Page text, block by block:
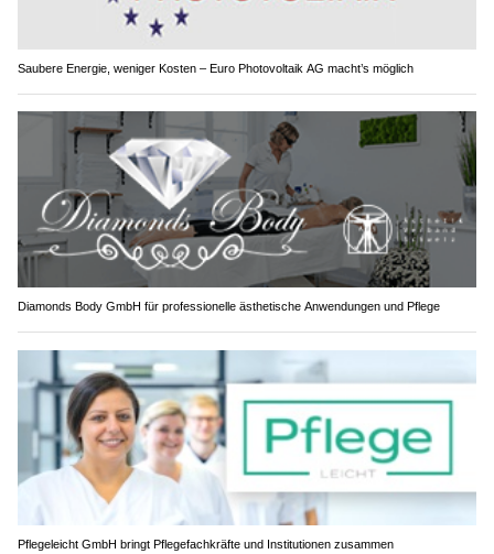
Saubere Energie, weniger Kosten – Euro Photovoltaik AG macht’s möglich
Diamonds Body GmbH für professionelle ästhetische Anwendungen und Pflege
Pflegeleicht GmbH bringt Pflegefachkräfte und Institutionen zusammen